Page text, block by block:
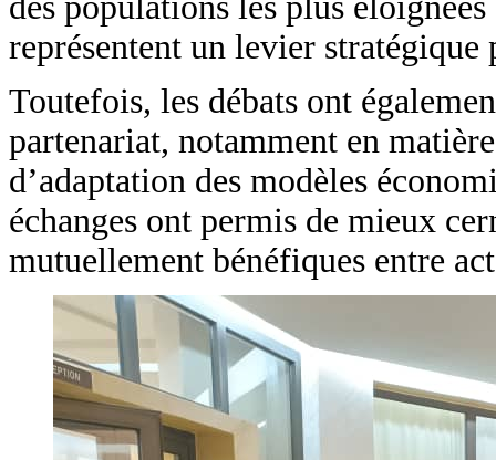
représentent un levier
Toutefois, les débats ont
partenariat, notamment en
d’adaptation des modèles
échanges ont permis de mieux
mutuellement bénéfiques entre